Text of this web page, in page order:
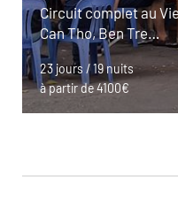
Circuit complet au
Can Tho, Ben Tre…
23 jours / 19 nuits
à partir de 4100€